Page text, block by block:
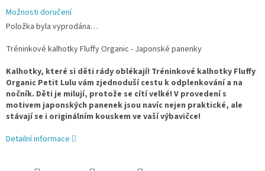
Možnosti doručení
Položka byla vyprodána…
Tréninkové kalhotky Fluffy Organic - Japonské panenky
Kalhotky, které si děti rády oblékají! Tréninkové kalhotky Fluffy
Organic Petit Lulu vám zjednoduší cestu k odplenkování a na
nočník. Děti je milují, protože se cítí velké! V provedení s
motivem japonských panenek jsou navíc nejen praktické, ale
stávají se i originálním kouskem ve vaší výbavičce!
Detailní informace